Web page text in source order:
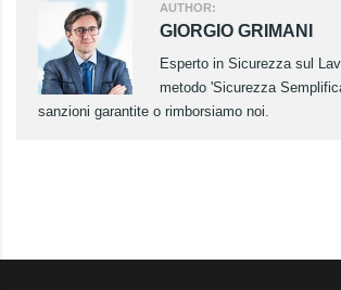
AUTHOR:
GIORGIO GRIMANI
Esperto in Sicurezza sul
metodo 'Sicurezza
sanzioni garantite o rimborsiamo noi.